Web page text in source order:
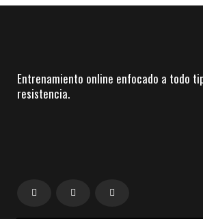
Entrenamiento online enfocado a todo
resistencia.